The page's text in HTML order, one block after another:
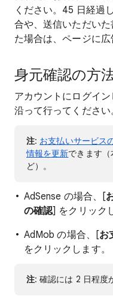
ください。45 日経過
合や、送信いただい
た場合は、ページに広
身元確認の方
アカウントにログイ
沿って行ってください
注: お支払いサービス
情報を更新できます
ど）。
AdSense の場合、[
の確認] をクリック
AdMob の場合、[お
をクリックします。
注: 確認には 2 日程度